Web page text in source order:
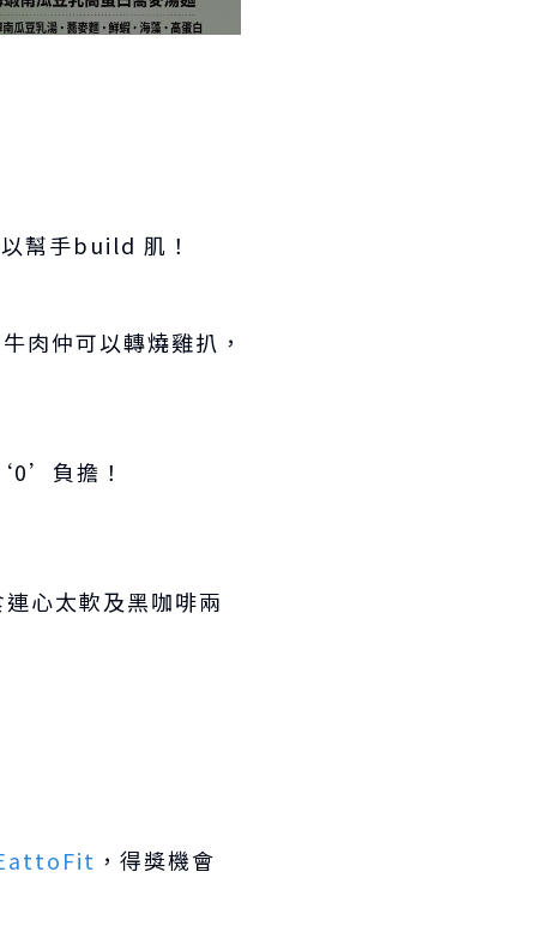
幫手build 肌！
肉仲可以轉燒雞扒，
負擔！
心太軟及黑咖啡兩
，得獎機會